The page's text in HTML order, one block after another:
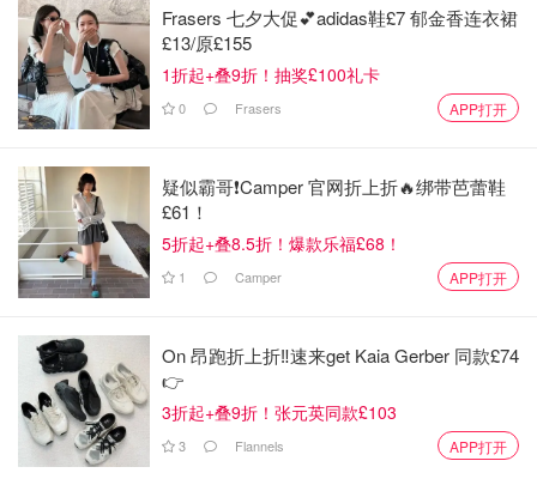
Frasers 七夕大促💕adidas鞋£7 郁金香连衣裙
£13/原£155
1折起+叠9折！抽奖£100礼卡
0 Frasers APP打开
疑似霸哥❗️Camper 官网折上折🔥绑带芭蕾鞋
£61！
5折起+叠8.5折！爆款乐福£68！
1 Camper APP打开
On 昂跑折上折‼️速来get Kaia Gerber 同款£74
👉
3折起+叠9折！张元英同款£103
3 Flannels APP打开